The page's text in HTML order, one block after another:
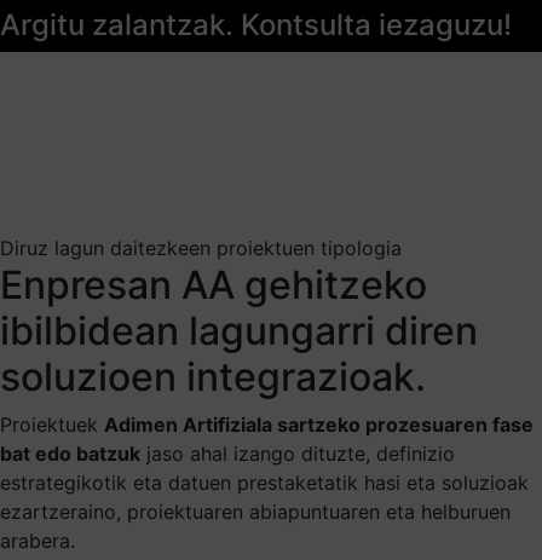
Argitu zalantzak. Kontsulta iezaguzu!
Diruz lagun daitezkeen proiektuen tipologia
Enpresan AA gehitzeko
ibilbidean lagungarri diren
soluzioen integrazioak.
Proiektuek Adimen Artifiziala sartzeko prozesuaren fase
bat edo batzuk jaso ahal izango dituzte, definizio
estrategikotik eta datuen prestaketatik hasi eta soluzioak
ezartzeraino, proiektuaren abiapuntuaren eta helburuen
arabera.